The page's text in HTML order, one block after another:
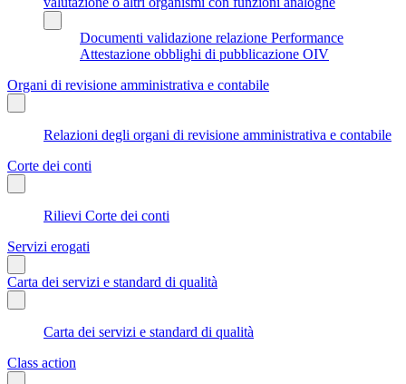
Documenti validazione relazione Performance
Attestazione obblighi di pubblicazione OIV
Organi di revisione amministrativa e contabile
Relazioni degli organi di revisione amministrativa e contabile
Corte dei conti
Rilievi Corte dei conti
Servizi erogati
Carta dei servizi e standard di qualità
Carta dei servizi e standard di qualità
Class action